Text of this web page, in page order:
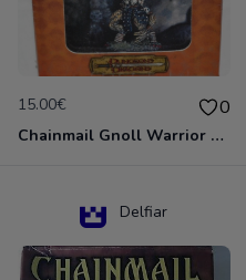
15.00€ 0
Chainmail Gnoll Warrior Dungeons & Dragons
Delfiar